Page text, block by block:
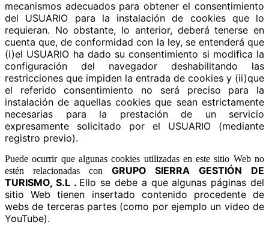
mecanismos adecuados para obtener el consentimiento
del USUARIO para la instalación de cookies que lo
requieran. No obstante, lo anterior, deberá tenerse en
cuenta que, de conformidad con la ley, se entenderá que
(i)el USUARIO ha dado su consentimiento si modifica la
configuración del navegador deshabilitando las
restricciones que impiden la entrada de cookies y (ii)que
el referido consentimiento no será preciso para la
instalación de aquellas cookies que sean estrictamente
necesarias para la prestación de un servicio
expresamente solicitado por el USUARIO (mediante
registro previo).
Puede ocurrir que algunas cookies utilizadas en este sitio Web no
estén relacionadas con GRUPO SIERRA GESTIÓN DE
TURISMO, S.L . Ello se debe a que algunas páginas del
sitio Web tienen insertado contenido procedente de
webs de terceras partes (como por ejemplo un video de
YouTube).